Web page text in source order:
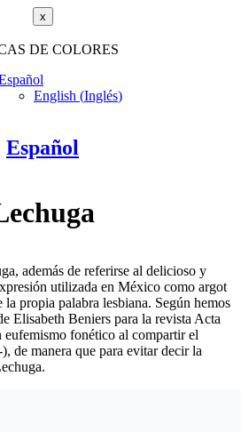
x
AS DE COLORES
English (Inglés)
Español
además de referirse al delicioso y
utilizada en México como argot
propia palabra lesbiana. Según hemos
Elisabeth Beniers para la revista Acta
eufemismo fonético al compartir el
de manera que para evitar decir la